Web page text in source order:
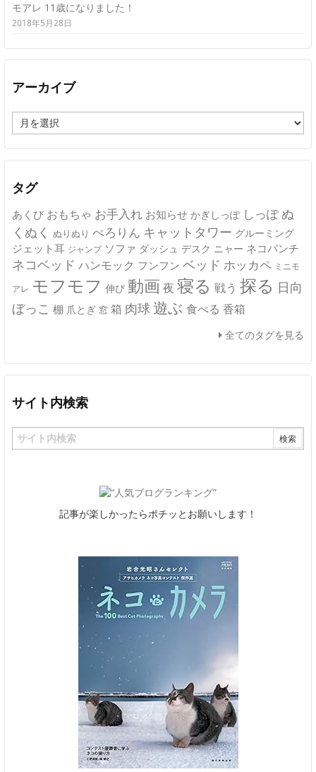
モアレ 11歳になりました！
2018年5月28日
アーカイブ
ー
カ
イ
タグ
あくび おもちゃ お手入れ お知らせ かぎしっぽ しっぽ ぬ
くぬく ぬりぬり ぺろりん キャットタワー グルーミング
ジェット耳 ジャンプ ソファ ダッシュ デスク ニャー ネコパンチ
ネコベッド ハンモック フンフン ベッド ホッカペ ミニモ
アレ モフモフ 伸び 動画 夜 寝る 戦う 探る 日向
ぼっこ 棚 爪とぎ 窓 箱 肉球 遊ぶ 食べる 香箱
全てのタグを見る
サイト内検索
記事が楽しかったらポチッとお願いします！